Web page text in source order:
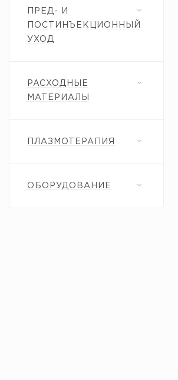
ПРЕД- И
ПОСТИНЪЕКЦИОННЫЙ
УХОД
РАСХОДНЫЕ
МАТЕРИАЛЫ
ПЛАЗМОТЕРАПИЯ
ОБОРУДОВАНИЕ